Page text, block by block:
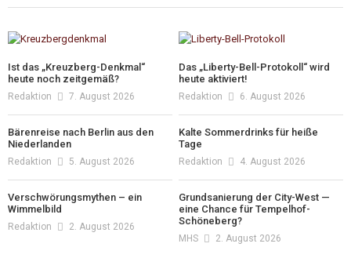
Ist das „Kreuzberg-Denkmal“
heute noch zeitgemäß?
Redaktion 7. August 2026
Das „Liberty-Bell-Protokoll“ wird
heute aktiviert!
Redaktion 6. August 2026
Bärenreise nach Berlin aus den
Niederlanden
Redaktion 5. August 2026
Kalte Sommerdrinks für heiße
Tage
Redaktion 4. August 2026
Verschwörungsmythen – ein
Wimmelbild
Redaktion 2. August 2026
Grundsanierung der City-West —
eine Chance für Tempelhof-
Schöneberg?
MHS 2. August 2026